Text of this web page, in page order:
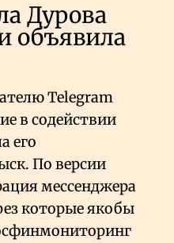
Дурова
объявила
Telegram
в содействии
его
По версии
мессенджера
которые якобы